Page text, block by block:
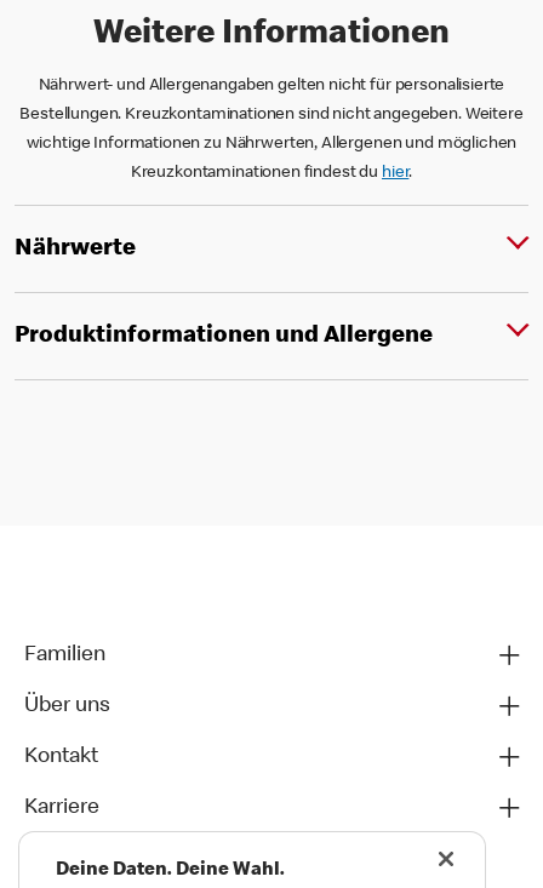
Weitere Informationen
Nährwert- und Allergenangaben gelten nicht für personalisierte
Bestellungen. Kreuzkontaminationen sind nicht angegeben. Weitere
wichtige Informationen zu Nährwerten, Allergenen und möglichen
Kreuzkontaminationen findest du hier.
Nährwerte
Produktinformationen und Allergene
Familien
Über uns
Kontakt
Karriere
Deine Daten. Deine Wahl.